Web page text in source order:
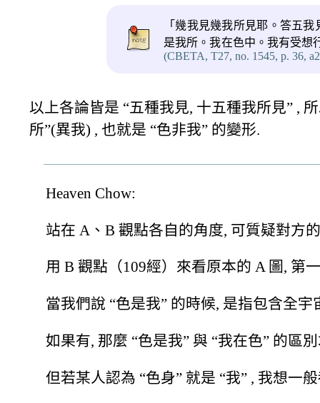
「幾我見幾我所見耶。答五
是我所。我在色中。我有受想
(CBETA, T27, no. 1545, p. 36,
以上各論皆是 “五種我見, 十五種我所見” ,
所”(異我) , 也就是 “色非我” 的變形.
Heaven Chow:
站在 A、B 觀點各自的角度, 可質疑對方
用 B 觀點（109經）來看原本的 A 圖, 第
當我們說 “色是我” 的時候, 是指包含全宇
如果有, 那麼 “色是我” 與 “我在色” 的區
但若某人認為 “色身” 就是 “我” , 我想一